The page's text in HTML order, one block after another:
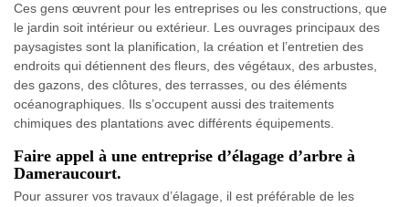
Ces gens œuvrent pour les entreprises ou les constructions, que
le jardin soit intérieur ou extérieur. Les ouvrages principaux des
paysagistes sont la planification, la création et l’entretien des
endroits qui détiennent des fleurs, des végétaux, des arbustes,
des gazons, des clôtures, des terrasses, ou des éléments
océanographiques. Ils s’occupent aussi des traitements
chimiques des plantations avec différents équipements.
Faire appel à une entreprise d’élagage d’arbre à
Dameraucourt.
Pour assurer vos travaux d’élagage, il est préférable de les